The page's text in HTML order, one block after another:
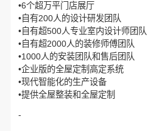
•6个超万平门店展厅
•自有200人的设计研发团队
•自有超500人专业室内设计师团队
•自有超2000人的装修师傅团队
•1000人的安装团队和售后团队
•企业版的全屋定制高定系统
•现代智能化的生产设备
•提供全屋整装和全屋定制
-